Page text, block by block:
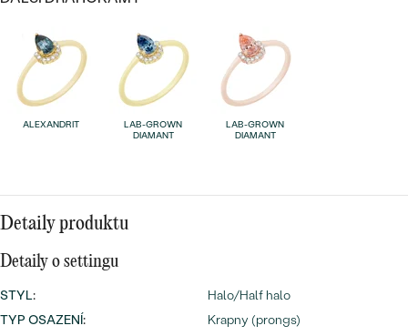
Wave kolekce
PODLE TVARU KAMENE
NA MÍRU
DIAMANTY
PROHLÉDNOUT
Personalizované
přívěsky
Nejprodávanější
prsteny
ALEXANDRIT
LAB-GROWN
DIAMANT
LAB-GROWN
DIAMANT
Detaily produktu
Detaily o settingu
STYL:
Halo/Half halo
TYP OSAZENÍ:
Krapny (prongs)